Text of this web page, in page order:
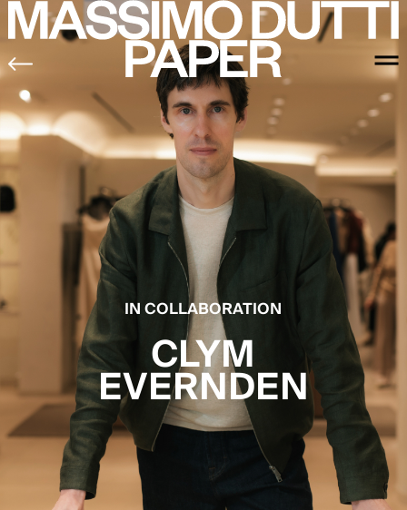
IN COLLABORATION
CLYM
EVERNDEN